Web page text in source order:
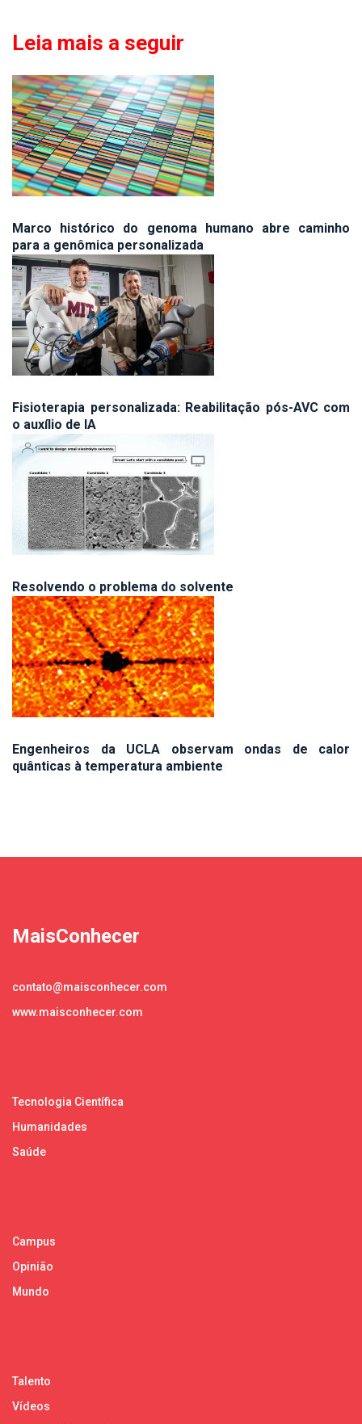
Leia mais a seguir
Marco histórico do genoma humano abre caminho
para a genômica personalizada
Fisioterapia personalizada: Reabilitação pós-AVC com
o auxílio de IA
Resolvendo o problema do solvente
Engenheiros da UCLA observam ondas de calor
quânticas à temperatura ambiente
MaisConhecer
contato@maisconhecer.com
www.maisconhecer.com
Tecnologia Científica
Humanidades
Saúde
Campus
Opinião
Mundo
Talento
Vídeos